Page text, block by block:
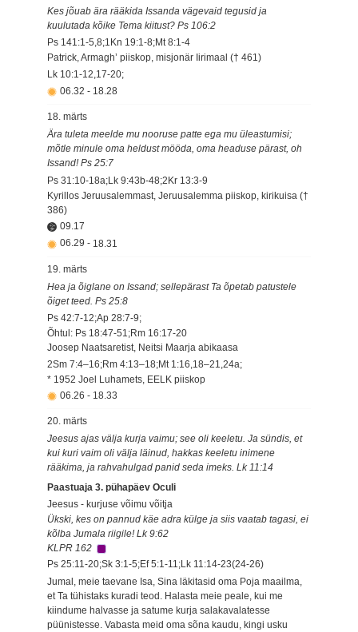
Kes jõuab ära rääkida Issanda vägevaid tegusid ja
kuulutada kõike Tema kiitust? Ps 106:2
Ps 141:1-5,8;1Kn 19:1-8;Mt 8:1-4
Patrick, Armagh’ piiskop, misjonär Iirimaal († 461)
Lk 10:1-12,17-20;
06.32 - 18.28
18. märts
Ära tuleta meelde mu nooruse patte ega mu üleastumisi;
mõtle minule oma heldust mööda, oma headuse pärast, oh
Issand! Ps 25:7
Ps 31:10-18a;Lk 9:43b-48;2Kr 13:3-9
Kyrillos Jeruusalemmast, Jeruusalemma piiskop, kirikuisa (†
386)
09.17
06.29 - 18.31
19. märts
Hea ja õiglane on Issand; sellepärast Ta õpetab patustele
õiget teed. Ps 25:8
Ps 42:7-12;Ap 28:7-9;
Õhtul: Ps 18:47-51;Rm 16:17-20
Joosep Naatsaretist, Neitsi Maarja abikaasa
2Sm 7:4–16;Rm 4:13–18;Mt 1:16,18–21,24a;
* 1952 Joel Luhamets, EELK piiskop
06.26 - 18.33
20. märts
Jeesus ajas välja kurja vaimu; see oli keeletu. Ja sündis, et
kui kuri vaim oli välja läinud, hakkas keeletu inimene
rääkima, ja rahvahulgad panid seda imeks. Lk 11:14
Paastuaja 3. pühapäev Oculi
Jeesus - kurjuse võimu võitja
Ükski, kes on pannud käe adra külge ja siis vaatab tagasi, ei
kõlba Jumala riigile! Lk 9:62
KLPR 162
Ps 25:11-20;Sk 3:1-5;Ef 5:1-11;Lk 11:14-23(24-26)
Jumal, meie taevane Isa, Sina läkitasid oma Poja maailma,
et Ta tühistaks kuradi teod. Halasta meie peale, kui me
kiindume halvasse ja satume kurja salakavalatesse
püünistesse. Vabasta meid oma sõna kaudu, kingi usku